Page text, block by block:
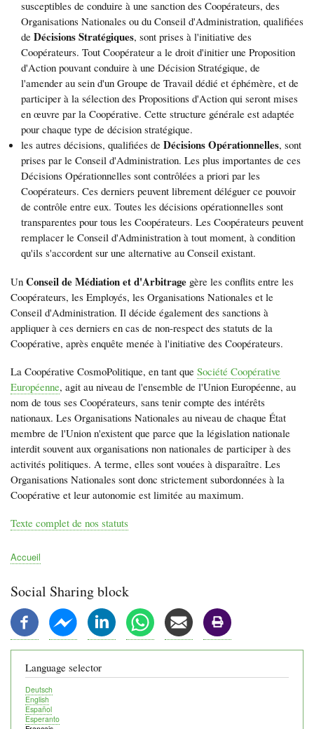
susceptibles de conduire à une sanction des Coopérateurs, des
Organisations Nationales ou du Conseil d'Administration, qualifiées
de Décisions Stratégiques, sont prises à l'initiative des
Coopérateurs. Tout Coopérateur a le droit d'initier une Proposition
d'Action pouvant conduire à une Décision Stratégique, de
l'amender au sein d'un Groupe de Travail dédié et éphémère, et de
participer à la sélection des Propositions d'Action qui seront mises
en œuvre par la Coopérative. Cette structure générale est adaptée
pour chaque type de décision stratégique.
les autres décisions, qualifiées de Décisions Opérationnelles, sont
prises par le Conseil d'Administration. Les plus importantes de ces
Décisions Opérationnelles sont contrôlées a priori par les
Coopérateurs. Ces derniers peuvent librement déléguer ce pouvoir
de contrôle entre eux. Toutes les décisions opérationnelles sont
transparentes pour tous les Coopérateurs. Les Coopérateurs peuvent
remplacer le Conseil d'Administration à tout moment, à condition
qu'ils s'accordent sur une alternative au Conseil existant.
Un Conseil de Médiation et d'Arbitrage gère les conflits entre les
Coopérateurs, les Employés, les Organisations Nationales et le
Conseil d'Administration. Il décide également des sanctions à
appliquer à ces derniers en cas de non-respect des statuts de la
Coopérative, après enquête menée à l'initiative des Coopérateurs.
La Coopérative CosmoPolitique, en tant que Société Coopérative
Européenne, agit au niveau de l'ensemble de l'Union Européenne, au
nom de tous ses Coopérateurs, sans tenir compte des intérêts
nationaux. Les Organisations Nationales au niveau de chaque État
membre de l'Union n'existent que parce que la législation nationale
interdit souvent aux organisations non nationales de participer à des
activités politiques. A terme, elles sont vouées à disparaître. Les
Organisations Nationales sont donc strictement subordonnées à la
Coopérative et leur autonomie est limitée au maximum.
Texte complet de nos statuts
d'Ariane
Accueil
Social Sharing block
Language selector
Deutsch
English
Español
Esperanto